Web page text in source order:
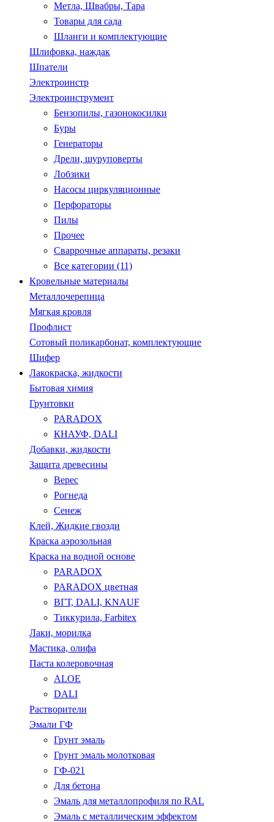
Метла, Швабры, Тара
Товары для сада
Шланги и комплектующие
Шлифовка, наждак
Шпатели
Электроинстр
Электроинструмент
Бензопилы, газонокосилки
Буры
Генераторы
Дрели, шуруповерты
Лобзики
Насосы циркуляционные
Перфораторы
Пилы
Прочее
Сваррочные аппараты, резаки
Все категории (11)
Кровельные материалы
Металлочерепица
Мягкая кровля
Профлист
Сотовый поликарбонат, комплектующие
Шифер
Лакокраска, жидкости
Бытовая химия
Грунтовки
PARADOX
КНАУФ, DALI
Добавки, жидкости
Защита древесины
Верес
Рогнеда
Сенеж
Клей, Жидкие гвозди
Краска аэрозольная
Краска на водной основе
PARADOX
PARADOX цветная
ВГТ, DALI, KNAUF
Тиккурила, Farbitex
Лаки, морилка
Мастика, олифа
Паста колеровочная
ALOE
DALI
Растворители
Эмали ГФ
Грунт эмаль
Грунт эмаль молотковая
ГФ-021
Для бетона
Эмаль для металлопрофиля по RAL
Эмаль с металлическим эффектом